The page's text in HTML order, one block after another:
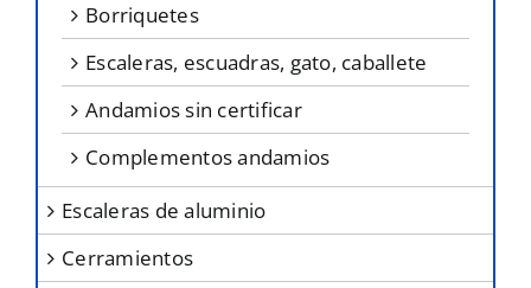
borriquetes
escaleras, escuadras, gato, caballete
andamios sin certificar
complementos andamios
escaleras de aluminio
cerramientos